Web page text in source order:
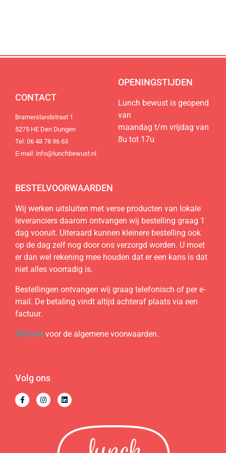
Bestel nu
Bestel nu
Bestel nu
CONTACT
Bramerslandstraat 1
5275 HE Den Dungen
Tel: 06 48 78 96 63
E-mail: info@lunchbewust.nl
OPENINGSTIJDEN
Lunch bewust is geopend
van
maandag t/m vrijdag van
8u tot 17u
BESTELVOORWAARDEN
Wij werken uitsluiten met verse producten van lokale
leveranciers daarom ontvangen wij bestelling graag 1
dag vooruit. Uiteraard kunnen kleinere bestelling ook
op de dag zelf nog door ons verzorgd worden. U moet
er dan wel rekening mee houden dat er een kans is dat
niet alles voorradig is.
Bestellingen ontvangen wij graag telefonisch of per e-
mail. De betaling vindt altijd achteraf plaats via een
factuur.
Klik hiervoor de algemene voorwaarden.
Volg ons